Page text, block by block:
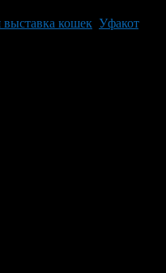
кошек Уфакот,